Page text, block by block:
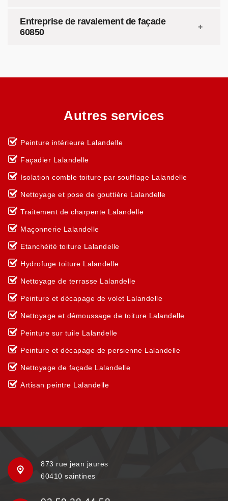
Entreprise de ravalement de façade
60850
Autres services
Peinture intérieure Lalandelle
Façadier Lalandelle
Isolation comble toiture par soufflage Lalandelle
Nettoyage et pose de gouttière Lalandelle
Traitement de charpente Lalandelle
Maçonnerie Lalandelle
Etanchéité toiture Lalandelle
Hydrofuge toiture Lalandelle
Nettoyage de terrasse Lalandelle
Peinture et décapage de volet Lalandelle
Nettoyage et démoussage de toiture Lalandelle
Peinture sur tuile Lalandelle
Peinture et décapage de persienne Lalandelle
Nettoyage de façade Lalandelle
Artisan peintre Lalandelle
873 rue jean jaures
60410 saintines